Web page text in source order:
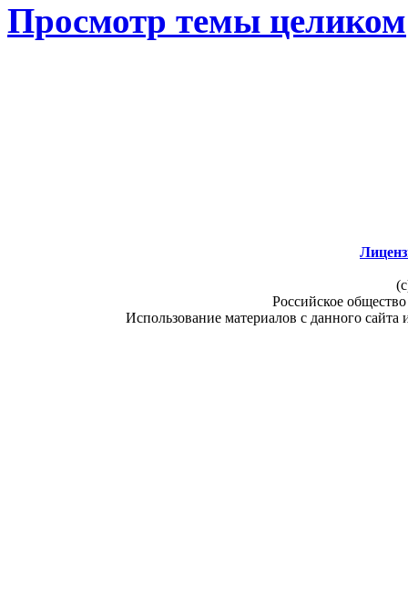
Просмотр темы целиком
Российское
Использование материалов с данного